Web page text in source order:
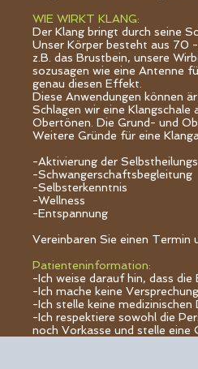
WIE WIRKT KLANG:
Der Klang bringt durch seine
Unser Körper besteht aus 70
z.B. das Brustbein, unsere
sozusagen wie eine Antenne
genau diesen Effekt.
Diese Anwendungen können
Schlagen wir eine
Obertönen. Die Grund- und
Weitere Gründe für eine
-Aktivierung der
-Schwangerschaftsbegleitung
-Selbsterkenntnis
-Wellness
-Entspannung
Vereinbaren Sie einen Termin
Patienteninformation:
-Ich weise darauf hin, dass
-Ich mache keine
-Ich stelle keine
-Ich respektiere sowohl die
noch Vorkasse und stelle eine